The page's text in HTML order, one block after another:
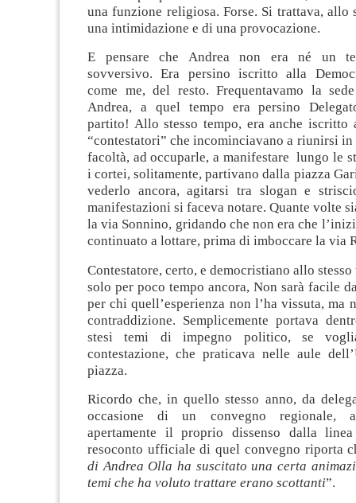
una funzione religiosa. Forse. Si trattava, allo
una intimidazione e di una provocazione.
E pensare che Andrea non era né un
sovversivo. Era persino iscritto alla
come me, del resto. Frequentavamo la
Andrea, a quel tempo era persino
partito! Allo stesso tempo, era anche iscritto
“contestatori” che incominciavano a riunirsi in
facoltà, ad occuparle, a manifestare lungo le
i cortei, solitamente, partivano dalla piazza
vederlo ancora, agitarsi tra slogan e
manifestazioni si faceva notare. Quante volte
la via Sonnino, gridando che non era che
continuato a lottare, prima di imboccare la via
Contestatore, certo, e democristiano allo stesso
solo per poco tempo ancora, Non sarà facile
per chi quell’esperienza non l’ha vissuta, ma
contraddizione. Semplicemente portava
stesi temi di impegno politico, se
contestazione, che praticava nelle aule
piazza.
Ricordo che, in quello stesso anno, da
occasione di un convegno regionale,
apertamente il proprio dissenso dalla
resoconto ufficiale di quel convegno riporta
di Andrea Olla ha suscitato una certa
temi che ha voluto trattare erano scottanti”.